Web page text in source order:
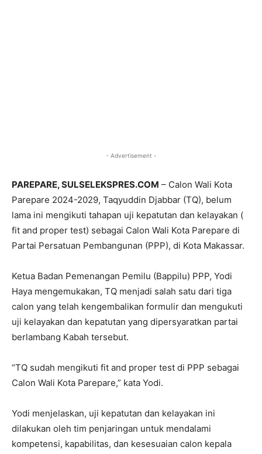
- Advertisement -
PAREPARE, SULSELEKSPRES.COM – Calon Wali Kota
Parepare 2024-2029, Taqyuddin Djabbar (TQ), belum
lama ini mengikuti tahapan uji kepatutan dan kelayakan (
fit and proper test) sebagai Calon Wali Kota Parepare di
Partai Persatuan Pembangunan (PPP), di Kota Makassar.
Ketua Badan Pemenangan Pemilu (Bappilu) PPP, Yodi
Haya mengemukakan, TQ menjadi salah satu dari tiga
calon yang telah kengembalikan formulir dan mengukuti
uji kelayakan dan kepatutan yang dipersyaratkan partai
berlambang Kabah tersebut.
“TQ sudah mengikuti fit and proper test di PPP sebagai
Calon Wali Kota Parepare,” kata Yodi.
Yodi menjelaskan, uji kepatutan dan kelayakan ini
dilakukan oleh tim penjaringan untuk mendalami
kompetensi, kapabilitas, dan kesesuaian calon kepala